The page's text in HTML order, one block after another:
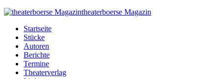
theaterboerse Magazin
Startseite
Stücke
Autoren
Berichte
Termine
Theaterverlag